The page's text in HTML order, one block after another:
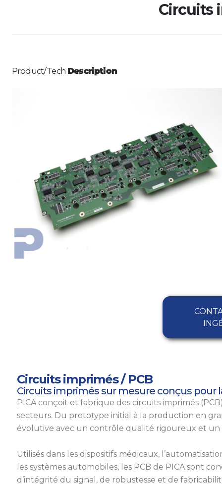
Circuits
Product/Tech Description
Circuits imprimés / PCB
Circuits imprimés sur mesure conçus pour
PICA conçoit et fabrique des circuits imprimés
secteurs. Du prototype initial à la production en
évolutive avec un contrôle qualité rigoureux et
Utilisés dans les dispositifs médicaux,
les systèmes automobiles, les PCB de PICA sont
d’intégrité du signal, de robustesse et de